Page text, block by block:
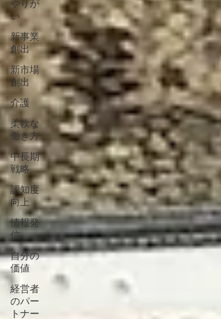
やりが
い
新事業
創出
新市場
創出
介護
柔軟な
働き方
中長期
戦略
認知度
向上
情報発
信
自分の
価値
経営者
のパー
トナー